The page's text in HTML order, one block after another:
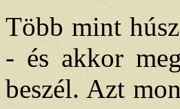
Több mint
- és akkor
beszél. Azt